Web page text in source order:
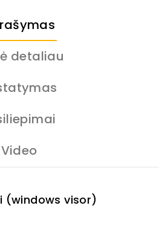
detaliau
Video
(windows visor)